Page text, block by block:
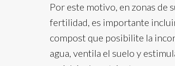
Por este motivo, en zonas de
fertilidad, es importante
compost que posibilite la
agua, ventila el suelo y